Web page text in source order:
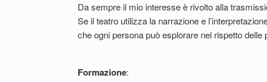
Da sempre il mio interesse è rivolto alla
Se il teatro utilizza la narrazione e
che ogni persona può esplorare nel rispetto
Formazione: